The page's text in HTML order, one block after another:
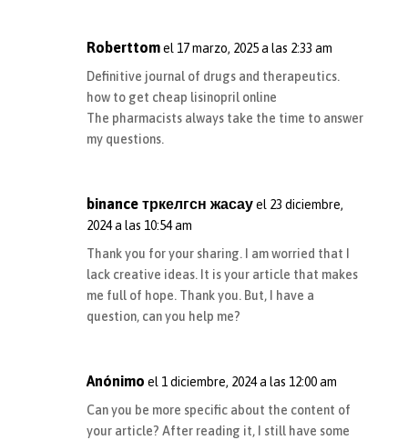
Roberttom el 17 marzo, 2025 a las 2:33 am
Definitive journal of drugs and therapeutics.
how to get cheap lisinopril online
The pharmacists always take the time to answer
my questions.
binance тркелгсн жасау el 23 diciembre,
2024 a las 10:54 am
Thank you for your sharing. I am worried that I
lack creative ideas. It is your article that makes
me full of hope. Thank you. But, I have a
question, can you help me?
Anónimo el 1 diciembre, 2024 a las 12:00 am
Can you be more specific about the content of
your article? After reading it, I still have some